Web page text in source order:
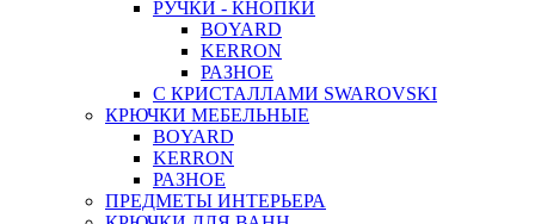
РУЧКИ - КНОПКИ
BOYARD
KERRON
РАЗНОЕ
С КРИСТАЛЛАМИ SWAROVSKI
КРЮЧКИ МЕБЕЛЬНЫЕ
BOYARD
KERRON
РАЗНОЕ
ПРЕДМЕТЫ ИНТЕРЬЕРА